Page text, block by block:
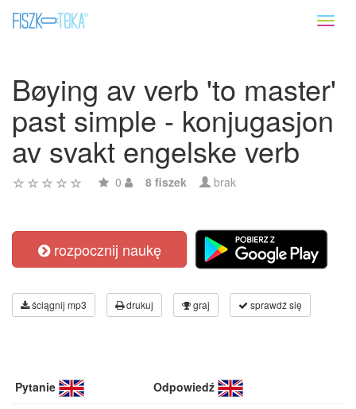
Bøying av verb 'to master'
past simple - konjugasjon
av svakt engelske verb
0 8 fiszek brak
rozpocznij naukę
ściągnij mp3 drukuj graj sprawdź się
Pytanie Odpowiedź